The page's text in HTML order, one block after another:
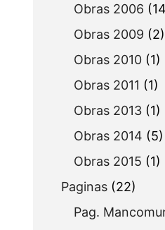
Obras 2006
Obras 2009 (2)
Obras 2010 (1)
Obras 2011 (1)
Obras 2013 (1)
Obras 2014 (5)
Obras 2015 (1)
Paginas (22)
Pag.